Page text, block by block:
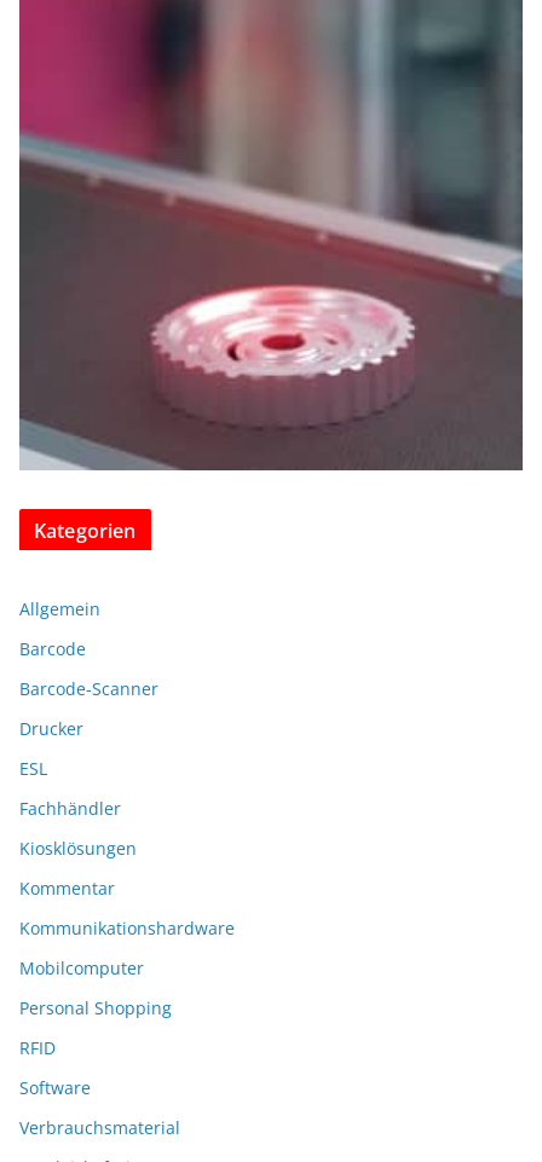
Kategorien
Allgemein
Barcode
Barcode-Scanner
Drucker
ESL
Fachhändler
Kiosklösungen
Kommentar
Kommunikationshardware
Mobilcomputer
Personal Shopping
RFID
Software
Verbrauchsmaterial